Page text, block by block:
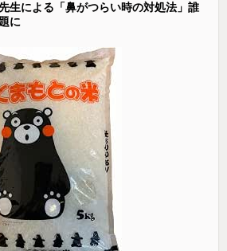
生による「鼻がつらい時の対処法」誰
に